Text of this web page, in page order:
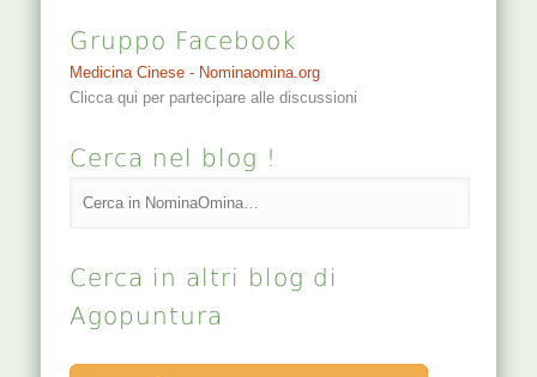
Gruppo Facebook
Medicina Cinese - Nominaomina.org
Clicca qui per partecipare alle discussioni
Cerca nel blog !
Cerca in altri blog di
Agopuntura